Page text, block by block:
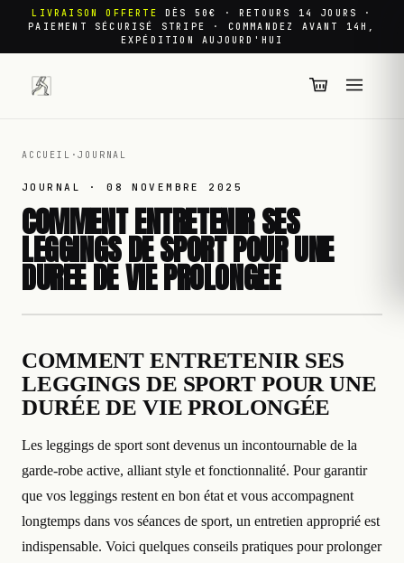
LIVRAISON OFFERTE
DÈS 50€ · RETOURS 14 JOURS ·
PAIEMENT SÉCURISÉ STRIPE · COMMANDEZ AVANT 14H,
EXPÉDITION AUJOURD'HUI
ACCUEIL ·JOURNAL
JOURNAL ·08 NOVEMBRE 2025
COMMENT ENTRETENIR SES
LEGGINGS DE SPORT POUR UNE
DUREE DE VIE PROLONGEE
COMMENT ENTRETENIR SES
LEGGINGS DE SPORT POUR UNE
DURÉE DE VIE PROLONGÉE
Les leggings de sport sont devenus un incontournable de la
garde-robe active, alliant style et fonctionnalité. Pour garantir
que vos leggings restent en bon état et vous accompagnent
longtemps dans vos séances de sport, un entretien approprié est
indispensable. Voici quelques conseils pratiques pour prolonger